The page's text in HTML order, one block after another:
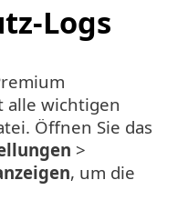
Logs
alle wichtigen
Öffnen Sie das
>
, um die